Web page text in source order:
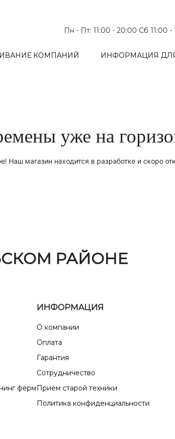
Пн - Пт: 11:00 - 20:00 Сб 11:00
КОМПАНИЙ ИНФОРМАЦИЯ
уже на
Наш магазин находится в разработке и скоро
РАЙОНЕ
ферм
ИНФОРМАЦИЯ
О компании
Оплата
Гарантия
Сотрудничество
Приём старой техники
Политика конфиденциальности